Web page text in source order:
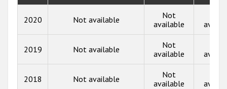
2017
2016
2020 Not available
Not
available
2019 Not available
Not
available
2018 Not available
Not
available